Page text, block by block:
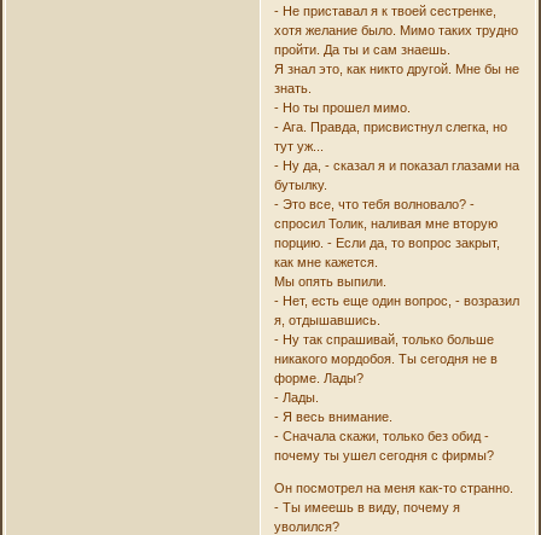
- Не приставал я к твоей сестренке,
хотя желание было. Мимо таких трудно
пройти. Да ты и сам знаешь.
Я знал это, как никто другой. Мне бы не
знать.
- Но ты прошел мимо.
- Ага. Правда, присвистнул слегка, но
тут уж...
- Ну да, - сказал я и показал глазами на
бутылку.
- Это все, что тебя волновало? -
спросил Толик, наливая мне вторую
порцию. - Если да, то вопрос закрыт,
как мне кажется.
Мы опять выпили.
- Нет, есть еще один вопрос, - возразил
я, отдышавшись.
- Ну так спрашивай, только больше
никакого мордобоя. Ты сегодня не в
форме. Лады?
- Лады.
- Я весь внимание.
- Сначала скажи, только без обид -
почему ты ушел сегодня с фирмы?
Он посмотрел на меня как-то странно.
- Ты имеешь в виду, почему я
уволился?